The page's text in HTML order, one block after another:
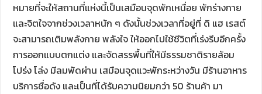
หมายที่จะให้สถานที่แห่งนี้เป็นเสมือนจุดพักเหนื่อย พักร่างกาย
และจิตใจจากช่วงเวลาหนัก ๆ ดังนั้นช่วงเวลาที่อยู่ที่ ดิ แฮ เรสต์
จะสามารถเติมพลังกาย พลังใจ ให้ออกไปใช้ชีวิตที่เร่งรีบอีกครั้ง
การออกแบบตกแต่ง และจัดสรรพื้นที่ให้มีธรรมชาติรายล้อม
โปร่ง โล่ง มีลมพัดผ่าน เสมือนจุดแวะพักระหว่างวัน มีร้านอาหาร
บริการชื่อดัง และเป็นที่ได้รับความนิยมกว่า 50 ร้านค้า มา